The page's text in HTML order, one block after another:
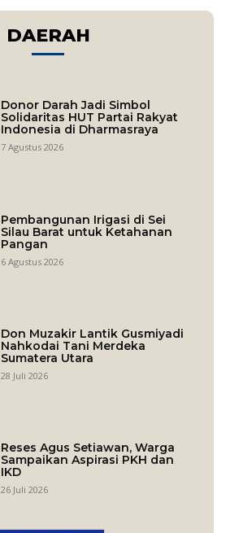
DAERAH
Donor Darah Jadi Simbol
Solidaritas HUT Partai Rakyat
Indonesia di Dharmasraya
7 Agustus 2026
Pembangunan Irigasi di Sei
Silau Barat untuk Ketahanan
Pangan
6 Agustus 2026
Don Muzakir Lantik Gusmiyadi
Nahkodai Tani Merdeka
Sumatera Utara
28 Juli 2026
Reses Agus Setiawan, Warga
Sampaikan Aspirasi PKH dan
IKD
26 Juli 2026